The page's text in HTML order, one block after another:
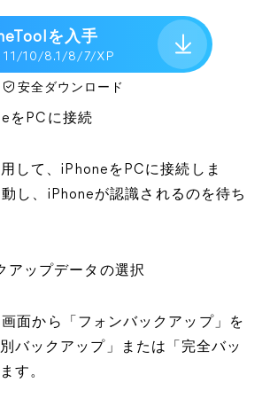
を入手
11/10/8.1/8/7/XP
安全ダウンロード
をPCに接続
して、iPhoneをPCに接続しま
し、iPhoneが認識されるのを待ち
アップデータの選択
面から「フォンバックアップ」を
バックアップ」または「完全バッ
す。